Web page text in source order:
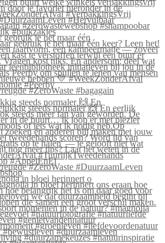
gebruik je het maar één
steeds normaler 🙌 En
in bloei herinnert o